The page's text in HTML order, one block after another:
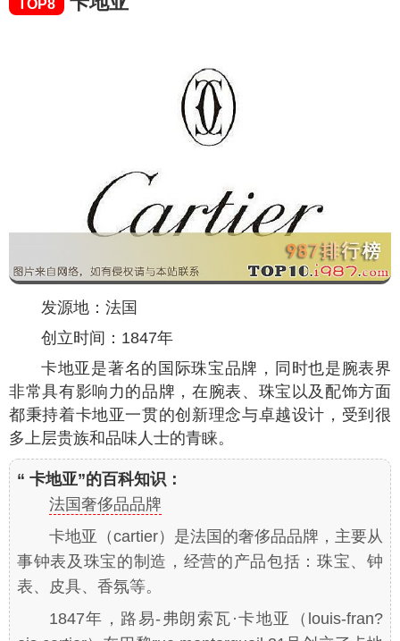
TOP8
发源地：法国
创立时间：1847年
卡地亚是著名的国际珠宝品牌，同时也是腕表界
非常具有影响力的品牌，在腕表、珠宝以及配饰方面
都秉持着卡地亚一贯的创新理念与卓越设计，受到很
多上层贵族和品味人士的青睐。
“ 卡地亚”的百科知识：
法国奢侈品品牌
卡地亚（cartier）是法国的奢侈品品牌，主要从
事钟表及珠宝的制造，经营的产品包括：珠宝、钟
表、皮具、香氛等。
1847年，路易-弗朗索瓦·卡地亚（louis-fran?